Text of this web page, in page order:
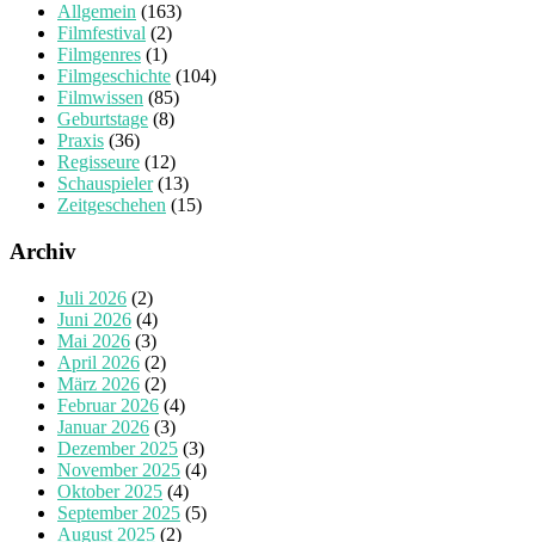
Allgemein (163)
Filmfestival (2)
Filmgenres (1)
Filmgeschichte (104)
Filmwissen (85)
Geburtstage (8)
Praxis (36)
Regisseure (12)
Schauspieler(13)
Zeitgeschehen (15)
Archiv
Juli 2026 (2)
Juni 2026 (4)
Mai 2026 (3)
April 2026 (2)
März 2026 (2)
Februar 2026 (4)
Januar 2026 (3)
Dezember 2025 (3)
November 2025 (4)
Oktober 2025 (4)
September 2025 (5)
August 2025 (2)